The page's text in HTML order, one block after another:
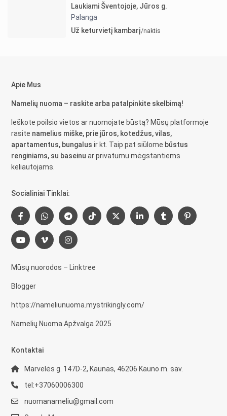
Laukiami Šventojoje, Jūros g.
Palanga
Už keturvietį kambarį/naktis
Apie Mus
Namelių nuoma – raskite arba patalpinkite skelbimą!
Ieškote poilsio vietos ar nuomojate būstą? Mūsų platformoje
rasite namelius miške, prie jūros, kotedžus, vilas,
apartamentus, bungalus ir kt. Taip pat siūlome būstus
renginiams, su baseinu ar privatumu mėgstantiems
keliautojams.
Socialiniai Tinklai:
Mūsų nuorodos – Linktree
Blogger
https://nameliunuoma.mystrikingly.com/
Namelių Nuoma Apžvalga 2025
Kontaktai
Marvelės g. 147D-2, Kaunas, 46206 Kauno m. sav.
tel:+37060006300
nuomanameliu@gmail.com